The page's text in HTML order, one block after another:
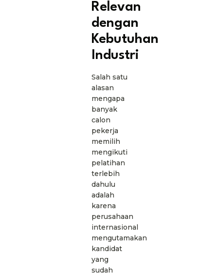
Relevan
dengan
Kebutuhan
Industri
Salah satu
alasan
mengapa
banyak
calon
pekerja
memilih
mengikuti
pelatihan
terlebih
dahulu
adalah
karena
perusahaan
internasional
mengutamakan
kandidat
yang
sudah